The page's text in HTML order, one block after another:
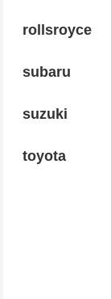
rollsroyce
subaru
suzuki
toyota